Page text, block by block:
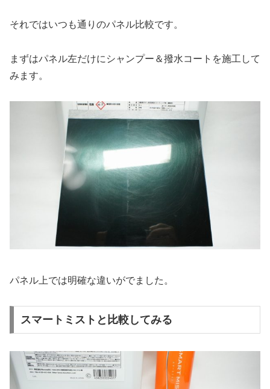
それではいつも通りのパネル比較です。
まずはパネル左だけにシャンプー＆撥水コートを施工して
みます。
パネル上では明確な違いがでました。
スマートミストと比較してみる